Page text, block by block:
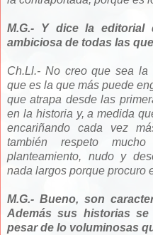
M.G.- Y dice la
ambiciosa de todas las
Ch.Ll.- No creo que sea
que es la que más puede
que atrapa desde las
en la historia y, a medida
encariñando cada vez
también respeto
planteamiento, nudo y
nada largos porque procuro
M.G.- Bueno, son
Además sus historias
pesar de lo voluminosas